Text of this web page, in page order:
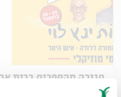
חנוכה מהספרים בבית אבי חי
מתוך: